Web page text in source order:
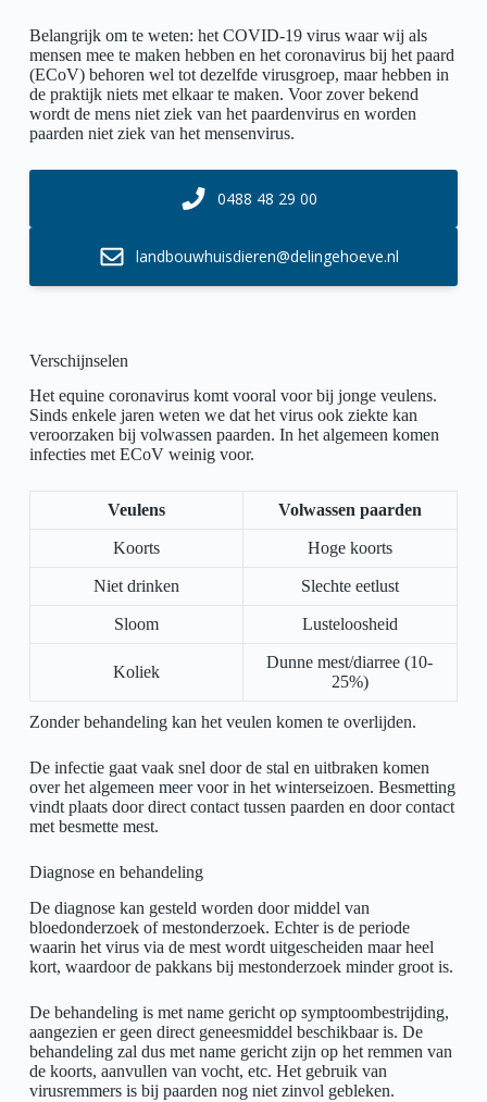
Belangrijk om te weten: het COVID-19 virus waar wij als
mensen mee te maken hebben en het coronavirus bij het paard
(ECoV) behoren wel tot dezelfde virusgroep, maar hebben in
de praktijk niets met elkaar te maken. Voor zover bekend
wordt de mens niet ziek van het paardenvirus en worden
paarden niet ziek van het mensenvirus.
0488 48 29 00
landbouwhuisdieren@delingehoeve.nl
Verschijnselen
Het equine coronavirus komt vooral voor bij jonge veulens.
Sinds enkele jaren weten we dat het virus ook ziekte kan
veroorzaken bij volwassen paarden. In het algemeen komen
infecties met ECoV weinig voor.
Veulens Volwassen paarden
Koorts Hoge koorts
Niet drinken Slechte eetlust
Sloom Lusteloosheid
Koliek
Dunne mest/diarree (10-
25%)
Zonder behandeling kan het veulen komen te overlijden.
De infectie gaat vaak snel door de stal en uitbraken komen
over het algemeen meer voor in het winterseizoen. Besmetting
vindt plaats door direct contact tussen paarden en door contact
met besmette mest.
Diagnose en behandeling
De diagnose kan gesteld worden door middel van
bloedonderzoek of mestonderzoek. Echter is de periode
waarin het virus via de mest wordt uitgescheiden maar heel
kort, waardoor de pakkans bij mestonderzoek minder groot is.
De behandeling is met name gericht op symptoombestrijding,
aangezien er geen direct geneesmiddel beschikbaar is. De
behandeling zal dus met name gericht zijn op het remmen van
de koorts, aanvullen van vocht, etc. Het gebruik van
virusremmers is bij paarden nog niet zinvol gebleken.